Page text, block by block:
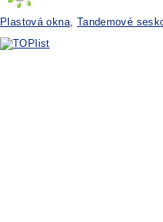
Plastová okna Tandemové